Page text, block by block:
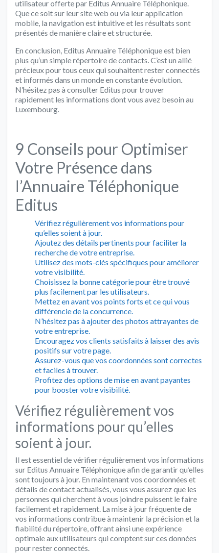
utilisateur offerte par Editus Annuaire Téléphonique.
Que ce soit sur leur site web ou via leur application
mobile, la navigation est intuitive et les résultats sont
présentés de manière claire et structurée.
En conclusion, Editus Annuaire Téléphonique est bien
plus qu’un simple répertoire de contacts. C’est un allié
précieux pour tous ceux qui souhaitent rester connectés
et informés dans un monde en constante évolution.
N’hésitez pas à consulter Editus pour trouver
rapidement les informations dont vous avez besoin au
Luxembourg.
9 Conseils pour Optimiser
Votre Présence dans
l’Annuaire Téléphonique
Editus
Vérifiez régulièrement vos informations pour
qu’elles soient à jour.
Ajoutez des détails pertinents pour faciliter la
recherche de votre entreprise.
Utilisez des mots-clés spécifiques pour améliorer
votre visibilité.
Choisissez la bonne catégorie pour être trouvé
plus facilement par les utilisateurs.
Mettez en avant vos points forts et ce qui vous
différencie de la concurrence.
N’hésitez pas à ajouter des photos attrayantes de
votre entreprise.
Encouragez vos clients satisfaits à laisser des avis
positifs sur votre page.
Assurez-vous que vos coordonnées sont correctes
et faciles à trouver.
Profitez des options de mise en avant payantes
pour booster votre visibilité.
Vérifiez régulièrement vos
informations pour qu’elles
soient à jour.
Il est essentiel de vérifier régulièrement vos informations
sur Editus Annuaire Téléphonique afin de garantir qu’elles
sont toujours à jour. En maintenant vos coordonnées et
détails de contact actualisés, vous vous assurez que les
personnes qui cherchent à vous joindre puissent le faire
facilement et rapidement. La mise à jour fréquente de
vos informations contribue à maintenir la précision et la
fiabilité du répertoire, offrant ainsi une expérience
optimale aux utilisateurs qui comptent sur ces données
pour rester connectés.